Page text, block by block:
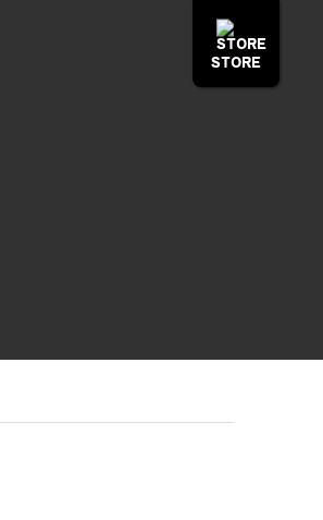
STORE